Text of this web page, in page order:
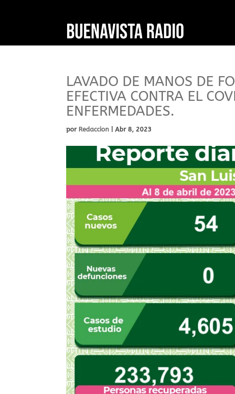
LAVADO DE MANOS DE
EFECTIVA CONTRA EL
ENFERMEDADES.
por Redaccion |Abr 8, 2023